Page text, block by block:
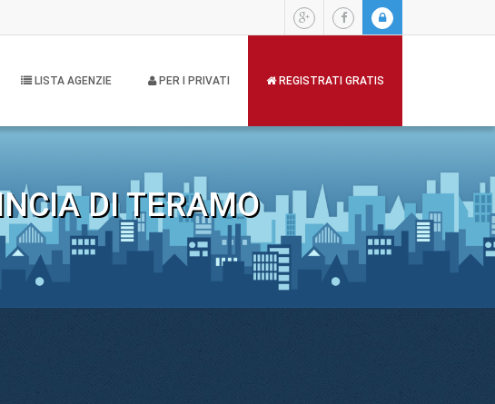
LISTA AGENZIE PER I PRIVATI REGISTRATI GRATIS
DI TERAMO